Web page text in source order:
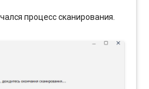
процесс сканирования.